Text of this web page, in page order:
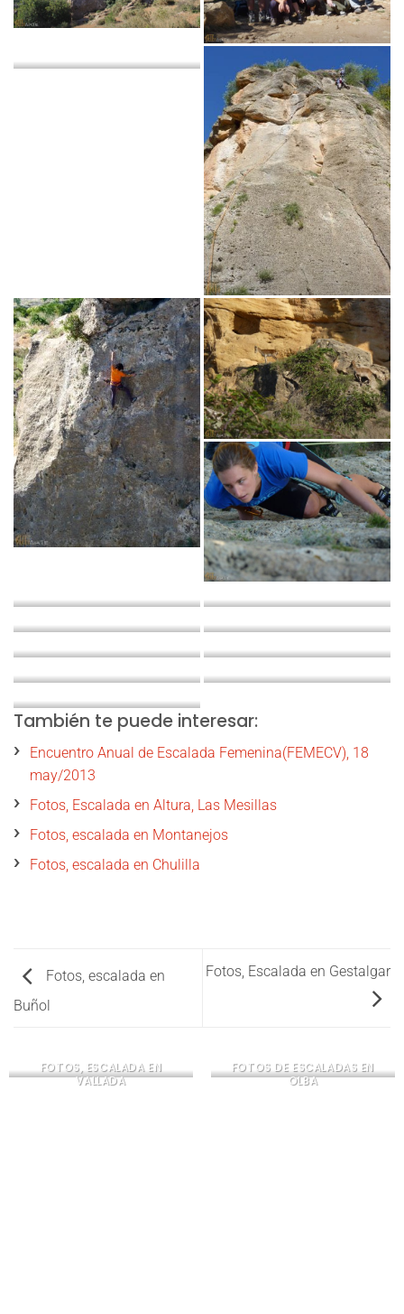
También te puede interesar:
Encuentro Anual de Escalada Femenina(FEMECV), 18
may/2013
Fotos, Escalada en Altura, Las Mesillas
Fotos, escalada en Montanejos
Fotos, escalada en Chulilla
Fotos, escalada en
Buñol
Fotos, Escalada en Gestalgar
FOTOS, ESCALADA EN
VALLADA
FOTOS DE ESCALADAS EN
OLBA